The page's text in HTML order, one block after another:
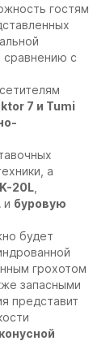
гостям
сравнению с
7 и Tumi
а
20L
и буровую
будет
грохотом
запасными
представит